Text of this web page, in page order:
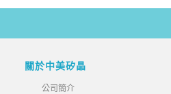
關於中美矽晶
公司簡介